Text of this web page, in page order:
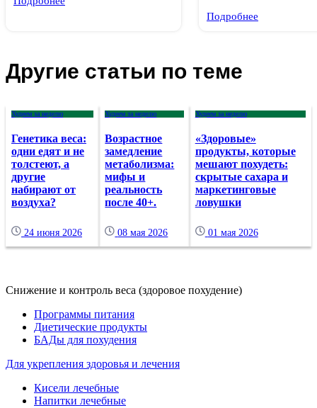
Подробнее
Другие статьи по теме
Худеем за неделю
Генетика веса:
одни едят и не
толстеют, а
другие
набирают от
воздуха?
24 июня 2026
Худеем за неделю
Возрастное
замедление
метаболизма:
мифы и
реальность
после 40+.
08 мая 2026
Худеем за неделю
«Здоровые»
продукты, которые
мешают похудеть:
скрытые сахара и
маркетинговые
ловушки
01 мая 2026
Снижение и контроль веса (здоровое похудение)
Программы питания
Диетические продукты
БАДы для похудения
Для укрепления здоровья и лечения
Кисели лечебные
Напитки лечебные